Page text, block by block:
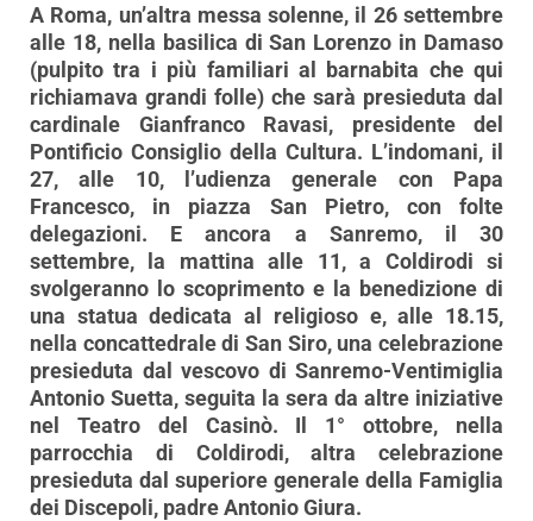
A Roma, un’altra messa solenne, il 26 settembre
alle 18, nella basilica di San Lorenzo in Damaso
(pulpito tra i più familiari al barnabita che qui
richiamava grandi folle) che sarà presieduta dal
cardinale Gianfranco Ravasi, presidente del
Pontificio Consiglio della Cultura. L’indomani, il
27, alle 10, l’udienza generale con Papa
Francesco, in piazza San Pietro, con folte
delegazioni. E ancora a Sanremo, il 30
settembre, la mattina alle 11, a Coldirodi si
svolgeranno lo scoprimento e la benedizione di
una statua dedicata al religioso e, alle 18.15,
nella concattedrale di San Siro, una celebrazione
presieduta dal vescovo di Sanremo-Ventimiglia
Antonio Suetta, seguita la sera da altre iniziative
nel Teatro del Casinò. Il 1° ottobre, nella
parrocchia di Coldirodi, altra celebrazione
presieduta dal superiore generale della Famiglia
dei Discepoli, padre Antonio Giura.